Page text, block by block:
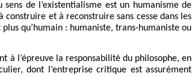
de l’existentialisme est un humanisme de
construire et à reconstruire sans cesse dans les
qu’humain : humaniste, trans-humaniste ou
à l’épreuve la responsabilité du philosophe, en
dont l’entreprise critique est assurément